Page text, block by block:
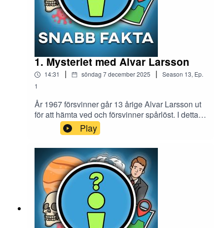
1. Mysteriet med Alvar Larsson
14:31 | söndag 7 december 2025 | Season 13, Ep.
1
År 1967 försvinner går 13 årige Alvar Larsson ut
för att hämta ved och försvinner spårlöst. I detta
avsnitt pratar jag om försvinnandet, polisarbetet
och de mystiska omständigheterna kring
fallet.Glöm inte att prenumerera på min Youtube-
kanal Snabb Fakta.Instagram:
snabb.faktaTIKTOK: riktigasnabbfaktaMail:
snabbfakta1@gmail.comMin andra podcast
Midnattståget - Creepypastor från
internet:https://open.spotify.com/show/2aevEEW
b9Bv1KoKvzptUaj
Play